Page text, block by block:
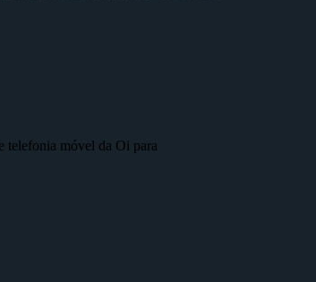
telefonia móvel da Oi para